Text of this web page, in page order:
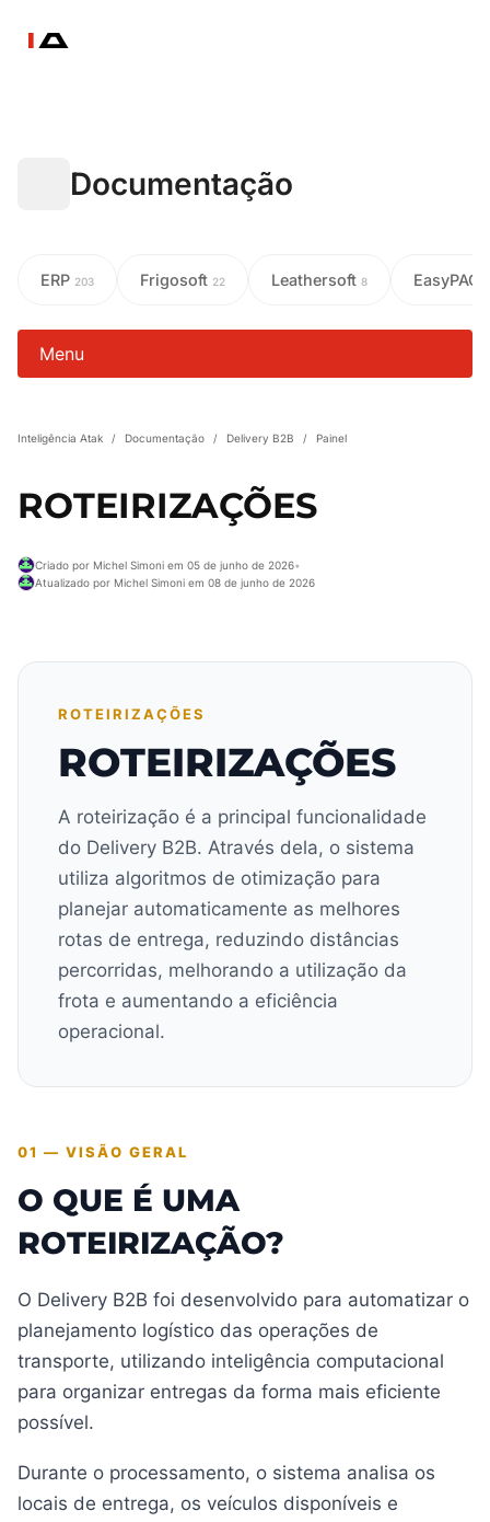
Documentação
ERP 203 Frigosoft 22 Leathersoft 8 EasyPAC
Menu
Inteligência Atak / Documentação / Delivery B2B / Painel
ROTEIRIZAÇÕES
Criado por Michel Simoni em 05 de junho de 2026•
Atualizado por Michel Simoni em 08 de junho de 2026
ROTEIRIZAÇÕES
ROTEIRIZAÇÕES
A roteirização é a principal funcionalidade
do Delivery B2B. Através dela, o sistema
utiliza algoritmos de otimização para
planejar automaticamente as melhores
rotas de entrega, reduzindo distâncias
percorridas, melhorando a utilização da
frota e aumentando a eficiência
operacional.
01 — VISÃO GERAL
O QUE É UMA
ROTEIRIZAÇÃO?
O Delivery B2B foi desenvolvido para automatizar o
planejamento logístico das operações de
transporte, utilizando inteligência computacional
para organizar entregas da forma mais eficiente
possível.
Durante o processamento, o sistema analisa os
locais de entrega, os veículos disponíveis e